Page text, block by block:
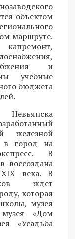
объектом
маршруте.
и
учебные
бюджета
Невьянска
железной
в город на
В
воссоздана
XIX века. В
ждет
которая
музея
«Дом
«Усадьба